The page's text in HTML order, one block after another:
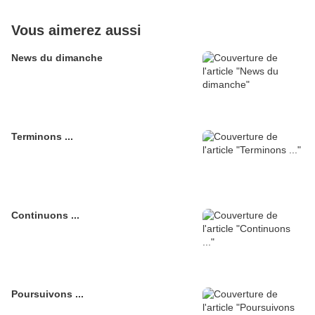
Vous aimerez aussi
News du dimanche
Terminons ...
Continuons ...
Poursuivons ...